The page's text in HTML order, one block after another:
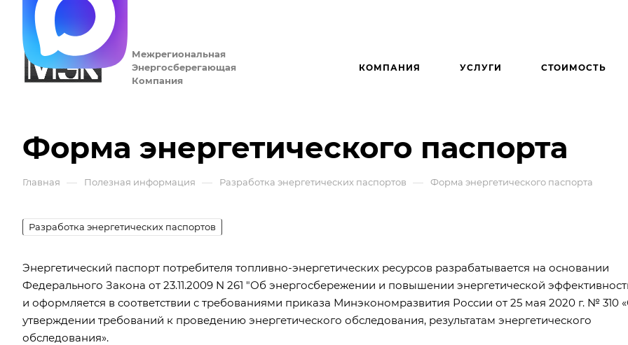
Межрегиональная
Энергосберегающая
Компания
КОМПАНИЯ УСЛУГИ СТОИМОСТЬ
Форма энергетического паспорта
Главная — Полезная информация — Разработка энергетических паспортов — Форма энергетического паспорта
Разработка энергетических паспортов
Энергетический паспорт потребителя топливно-энергетических ресурсов разрабатывается на основании
Федерального Закона от 23.11.2009 N 261 "Об энергосбережении и повышении энергетической
и оформляется в соответствии с требованиями приказа Минэкономразвития России от 25 мая 2020 г. № 310
утверждении требований к проведению энергетического обследования, результатам энергетического
обследования».